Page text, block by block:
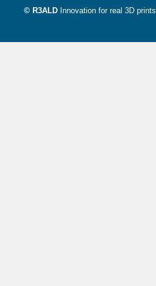
© R3ALD Innovation for real 3D prints